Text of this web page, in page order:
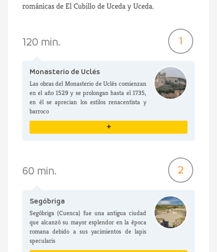
románicas de El Cubillo de Uceda y Uceda.
120 min. 1
Monasterio de Uclés
Las obras del Monasterio de Uclés comienzan
en el año 1529 y se prolongan hasta el 1735,
en él se aprecian los estilos renacentista y
barroco
+
60 min. 2
Segóbriga
Segóbriga (Cuenca) fue una antigua ciudad
que alcanzó su mayor esplendor en la época
romana debido a sus yacimientos de lapis
specularis